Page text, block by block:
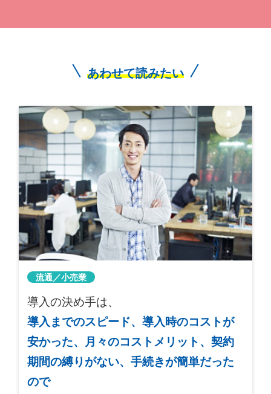
あわせて読みたい
流通／小売業
導入の決め手は、
導入までのスピード、導入時のコストが
安かった、月々のコストメリット、契約
期間の縛りがない、手続きが簡単だった
ので